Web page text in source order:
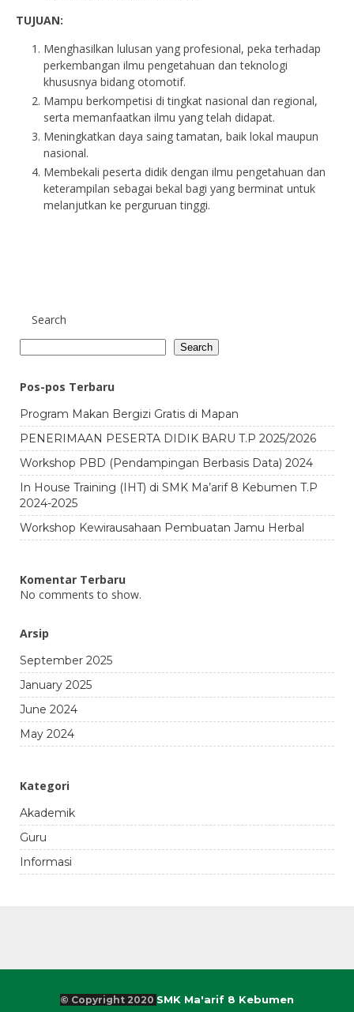
TUJUAN:
Menghasilkan lulusan yang profesional, peka terhadap
perkembangan ilmu pengetahuan dan teknologi
khususnya bidang otomotif.
Mampu berkompetisi di tingkat nasional dan regional,
serta memanfaatkan ilmu yang telah didapat.
Meningkatkan daya saing tamatan, baik lokal maupun
nasional.
Membekali peserta didik dengan ilmu pengetahuan dan
keterampilan sebagai bekal bagi yang berminat untuk
melanjutkan ke perguruan tinggi.
Search
Search
Pos-pos Terbaru
Program Makan Bergizi Gratis di Mapan
PENERIMAAN PESERTA DIDIK BARU T.P 2025/2026
Workshop PBD (Pendampingan Berbasis Data) 2024
In House Training (IHT) di SMK Ma’arif 8 Kebumen T.P
2024-2025
Workshop Kewirausahaan Pembuatan Jamu Herbal
Komentar Terbaru
No comments to show.
Arsip
September 2025
January 2025
June 2024
May 2024
Kategori
Akademik
Guru
Informasi
© Copyright 2020 SMK Ma'arif 8 Kebumen